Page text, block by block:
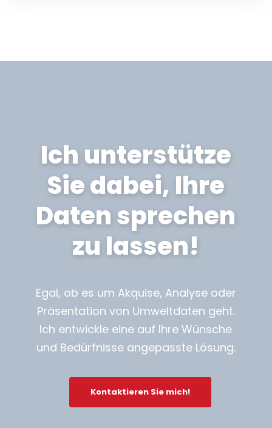
Ich unterstütze
Sie dabei, Ihre
Daten sprechen
zu lassen!
Egal, ob es um Akquise, Analyse oder
Präsentation von Umweltdaten geht.
Ich entwickle eine auf Ihre Wünsche
und Bedürfnisse angepasste Lösung.
Kontaktieren Sie mich!